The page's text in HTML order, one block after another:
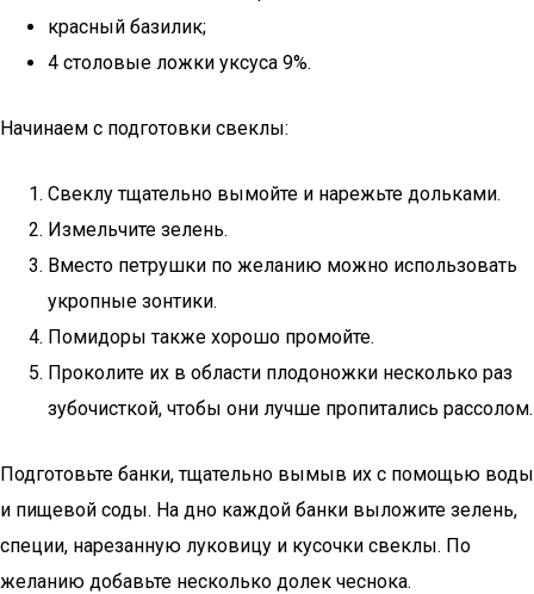
красный базилик;
4 столовые ложки уксуса 9%.
Начинаем с подготовки свеклы:
Свеклу тщательно вымойте и нарежьте дольками.
Измельчите зелень.
Вместо петрушки по желанию можно использовать
укропные зонтики.
Помидоры также хорошо промойте.
Проколите их в области плодоножки несколько раз
зубочисткой, чтобы они лучше пропитались рассолом.
Подготовьте банки, тщательно вымыв их с помощью воды
и пищевой соды. На дно каждой банки выложите зелень,
специи, нарезанную луковицу и кусочки свеклы. По
желанию добавьте несколько долек чеснока.